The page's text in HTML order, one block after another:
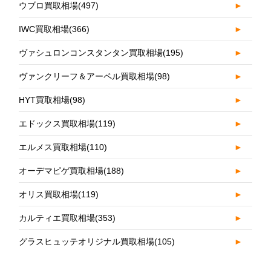
ウブロ買取相場(497) ►
IWC買取相場(366) ►
ヴァシュロンコンスタンタン買取相場(195) ►
ヴァンクリーフ＆アーペル買取相場(98) ►
HYT買取相場(98) ►
エドックス買取相場(119) ►
エルメス買取相場(110) ►
オーデマピゲ買取相場(188) ►
オリス買取相場(119) ►
カルティエ買取相場(353) ►
グラスヒュッテオリジナル買取相場(105) ►